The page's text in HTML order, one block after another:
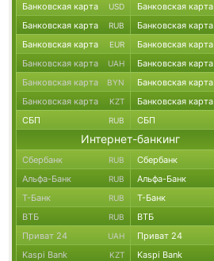
Банковская карта USD Банковская карта
Банковская карта RUB Банковская карта
Банковская карта EUR Банковская карта
Банковская карта UAH Банковская карта
Банковская карта BYN Банковская карта
Банковская карта KZT Банковская карта
СБП RUB СБП
Интернет-банкинг
Сбербанк RUB Сбербанк
Альфа-Банк RUB Альфа-Банк
Т-Банк RUB Т-Банк
ВТБ RUB ВТБ
Приват 24 UAH Приват 24
Kaspi Bank KZT Kaspi Bank